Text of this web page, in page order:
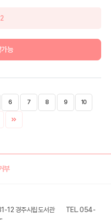
2
능
6 7 8 9 10
부
12 경주시립도서관
TEL. 054-